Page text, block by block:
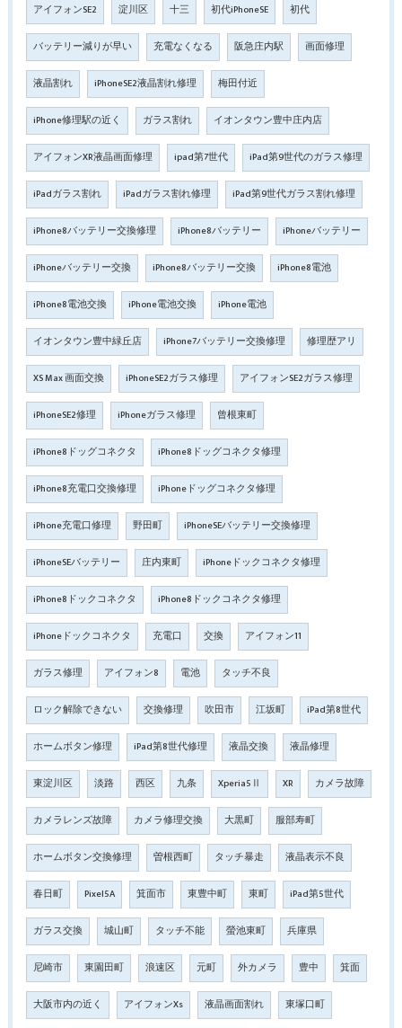
アイフォンSE2 淀川区 十三 初代iPhoneSE 初代
バッテリー減りが早い 充電なくなる 阪急庄内駅 画面修理
液晶割れ iPhoneSE2液晶割れ修理 梅田付近
iPhone修理駅の近く ガラス割れ イオンタウン豊中庄内店
アイフォンXR液晶画面修理 ipad第7世代 iPad第9世代のガラス修理
iPadガラス割れ iPadガラス割れ修理 iPad第9世代ガラス割れ修理
iPhone8バッテリー交換修理 iPhone8バッテリー iPhoneバッテリー
iPhoneバッテリー交換 iPhone8バッテリー交換 iPhone8電池
iPhone8電池交換 iPhone電池交換 iPhone電池
イオンタウン豊中緑丘店 iPhone7バッテリー交換修理 修理歴アリ
XS Max 画面交換 iPhoneSE2ガラス修理 アイフォンSE2ガラス修理
iPhoneSE2修理 iPhoneガラス修理 曾根東町
iPhone8ドッグコネクタ iPhone8ドッグコネクタ修理
iPhone8充電口交換修理 iPhoneドッグコネクタ修理
iPhone充電口修理 野田町 iPhoneSEバッテリー交換修理
iPhoneSEバッテリー 庄内東町 iPhoneドックコネクタ修理
iPhone8ドックコネクタ iPhone8ドックコネクタ修理
iPhoneドックコネクタ 充電口 交換 アイフォン11
ガラス修理 アイフォン8 電池 タッチ不良
ロック解除できない 交換修理 吹田市 江坂町 iPad第8世代
ホームボタン修理 iPad第8世代修理 液晶交換 液晶修理
東淀川区 淡路 西区 九条 Xperia5Ⅱ XR カメラ故障
カメラレンズ故障 カメラ修理交換 大黒町 服部寿町
ホームボタン交換修理 曽根西町 タッチ暴走 液晶表示不良
春日町 Pixel5A 箕面市 東豊中町 東町 iPad第5世代
ガラス交換 城山町 タッチ不能 螢池東町 兵庫県
尼崎市 東園田町 浪速区 元町 外カメラ 豊中 箕面
大阪市内の近く アイフォンXs 液晶画面割れ 東塚口町